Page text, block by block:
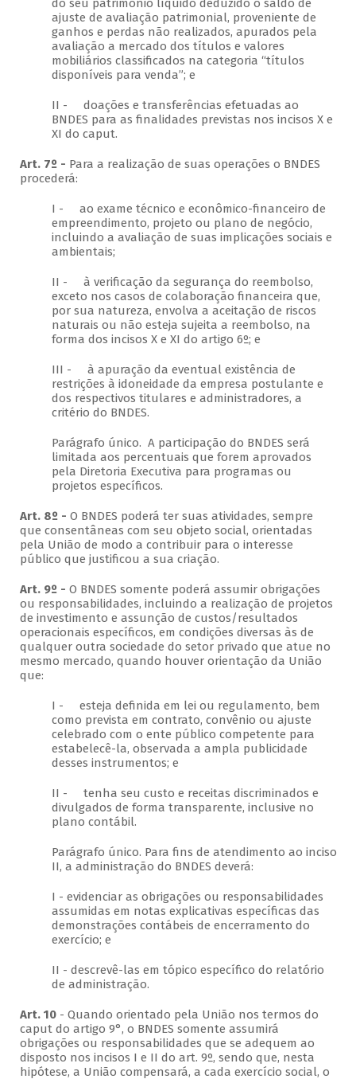
do seu patrimônio líquido deduzido o saldo de
ajuste de avaliação patrimonial, proveniente de
ganhos e perdas não realizados, apurados pela
avaliação a mercado dos títulos e valores
mobiliários classificados na categoria “títulos
disponíveis para venda”; e
II - doações e transferências efetuadas ao
BNDES para as finalidades previstas nos incisos X e
XI do caput.
Art. 7º - Para a realização de suas operações o BNDES
procederá:
I - ao exame técnico e econômico-financeiro de
empreendimento, projeto ou plano de negócio,
incluindo a avaliação de suas implicações sociais e
ambientais;
II - à verificação da segurança do reembolso,
exceto nos casos de colaboração financeira que,
por sua natureza, envolva a aceitação de riscos
naturais ou não esteja sujeita a reembolso, na
forma dos incisos X e XI do artigo 6º; e
III - à apuração da eventual existência de
restrições à idoneidade da empresa postulante e
dos respectivos titulares e administradores, a
critério do BNDES.
Parágrafo único. A participação do BNDES será
limitada aos percentuais que forem aprovados
pela Diretoria Executiva para programas ou
projetos específicos.
Art. 8º - O BNDES poderá ter suas atividades, sempre
que consentâneas com seu objeto social, orientadas
pela União de modo a contribuir para o interesse
público que justificou a sua criação.
Art. 9º - O BNDES somente poderá assumir obrigações
ou responsabilidades, incluindo a realização de projetos
de investimento e assunção de custos/resultados
operacionais específicos, em condições diversas às de
qualquer outra sociedade do setor privado que atue no
mesmo mercado, quando houver orientação da União
que:
I - esteja definida em lei ou regulamento, bem
como prevista em contrato, convênio ou ajuste
celebrado com o ente público competente para
estabelecê-la, observada a ampla publicidade
desses instrumentos; e
II - tenha seu custo e receitas discriminados e
divulgados de forma transparente, inclusive no
plano contábil.
Parágrafo único. Para fins de atendimento ao inciso
II, a administração do BNDES deverá:
I - evidenciar as obrigações ou responsabilidades
assumidas em notas explicativas específicas das
demonstrações contábeis de encerramento do
exercício; e
II - descrevê-las em tópico específico do relatório
de administração.
Art. 10- Quando orientado pela União nos termos do
caput do artigo 9°, o BNDES somente assumirá
obrigações ou responsabilidades que se adequem ao
disposto nos incisos I e II do art. 9º, sendo que, nesta
hipótese, a União compensará, a cada exercício social, o